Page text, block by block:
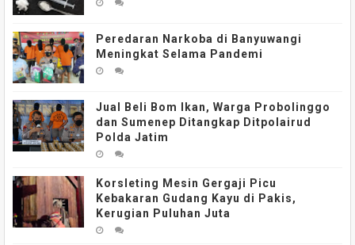
Peredaran Narkoba di Banyuwangi
Meningkat Selama Pandemi
Jual Beli Bom Ikan, Warga Probolinggo
dan Sumenep Ditangkap Ditpolairud
Polda Jatim
Korsleting Mesin Gergaji Picu
Kebakaran Gudang Kayu di Pakis,
Kerugian Puluhan Juta